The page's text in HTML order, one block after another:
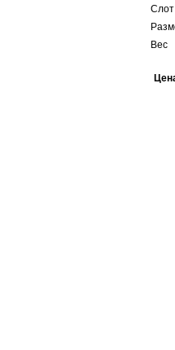
Слот
Вес